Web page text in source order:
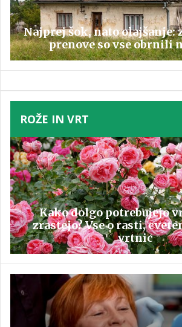
Najprej šok, nato olajšanje:
prenove so vse obrnili
ROŽE IN VRT
Kako dolgo potrebujejo
zrastejo? Vse o rasti,
vrtnic